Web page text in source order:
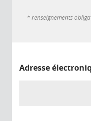
* renseignements
Adresse